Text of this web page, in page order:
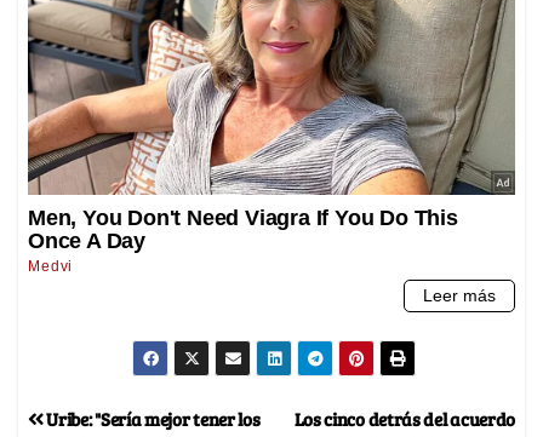
Los cinco detrás del acuerdo
Uribe: "Sería mejor tener los